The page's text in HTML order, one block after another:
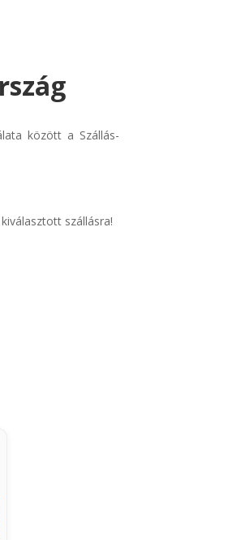
között a Szállás-
szállásra!